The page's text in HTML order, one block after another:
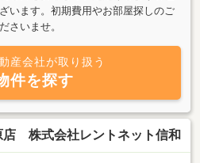
います。初期費用やお部屋探しのご
さいませ。
産会社が取り扱う
件を探す
店 株式会社レントネット信和